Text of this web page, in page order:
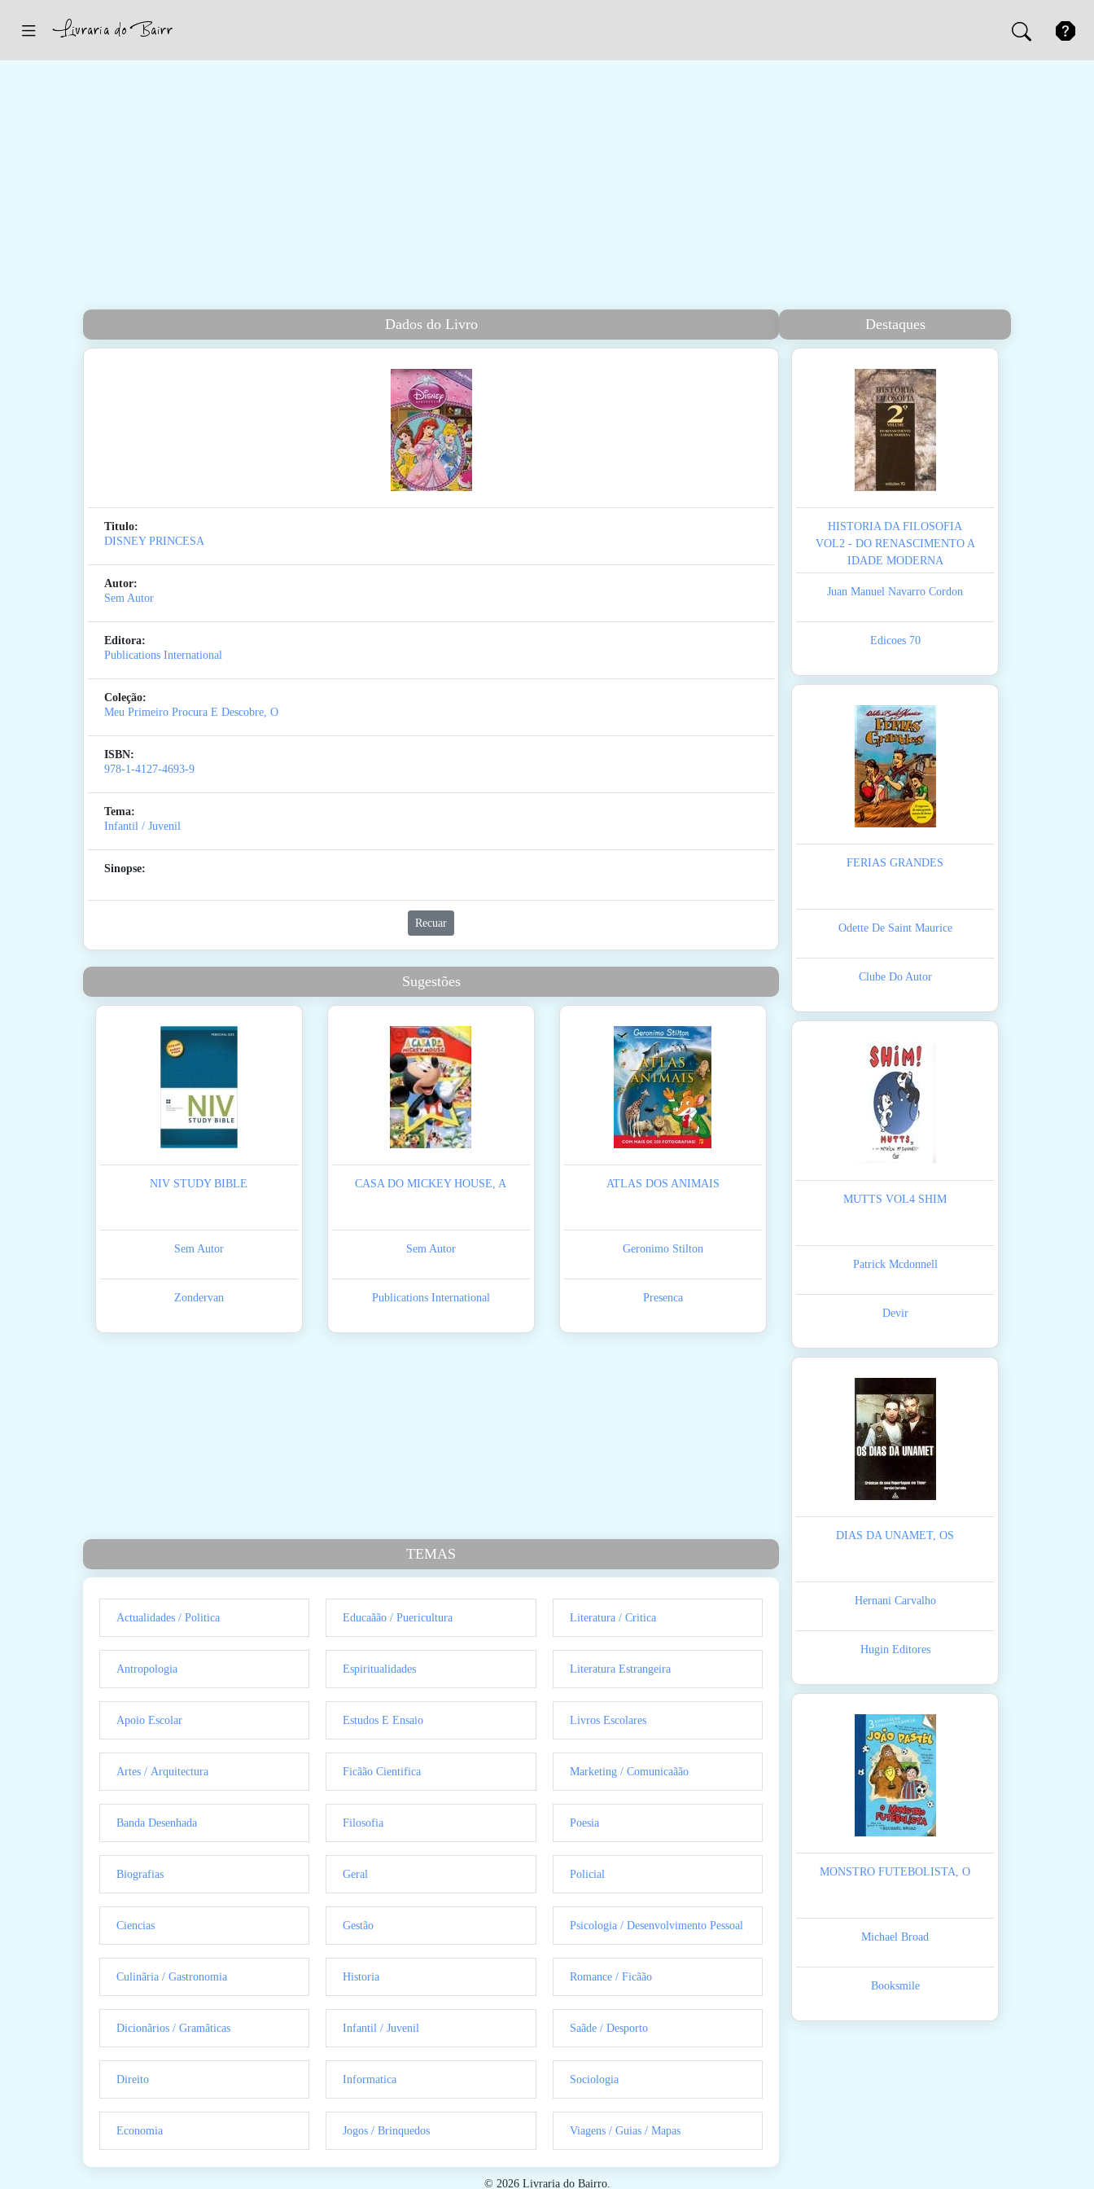
Dados do Livro
Titulo:
DISNEY PRINCESA
Autor:
Sem Autor
Editora:
Publications International
Coleção:
Meu Primeiro Procura E Descobre, O
ISBN:
978-1-4127-4693-9
Tema:
Infantil / Juvenil
Sinopse:
Recuar
Sugestões
NIV STUDY BIBLE
Sem Autor
Zondervan
CASA DO MICKEY HOUSE, A
Sem Autor
Publications International
ATLAS DOS ANIMAIS
Geronimo Stilton
Presenca
TEMAS
Actualidades / Politica
Antropologia
Apoio Escolar
Artes / Arquitectura
Banda Desenhada
Biografias
Ciencias
Culinãria / Gastronomia
Dicionãrios / Gramãticas
Direito
Economia
Educaãão / Puericultura
Espiritualidades
Estudos E Ensaio
Ficãão Cientifica
Filosofia
Geral
Gestão
Historia
Infantil / Juvenil
Informatica
Jogos / Brinquedos
Literatura / Critica
Literatura Estrangeira
Livros Escolares
Marketing / Comunicaãão
Poesia
Policial
Psicologia / Desenvolvimento Pessoal
Romance / Ficãão
Saãde / Desporto
Sociologia
Viagens / Guias / Mapas
Destaques
HISTORIA DA FILOSOFIA
VOL2 - DO RENASCIMENTO A
IDADE MODERNA
Juan Manuel Navarro Cordon
Edicoes 70
FERIAS GRANDES
Odette De Saint Maurice
Clube Do Autor
MUTTS VOL4 SHIM
Patrick Mcdonnell
Devir
DIAS DA UNAMET, OS
Hernani Carvalho
Hugin Editores
MONSTRO FUTEBOLISTA, O
Michael Broad
Booksmile
© 2026 Livraria do Bairro.